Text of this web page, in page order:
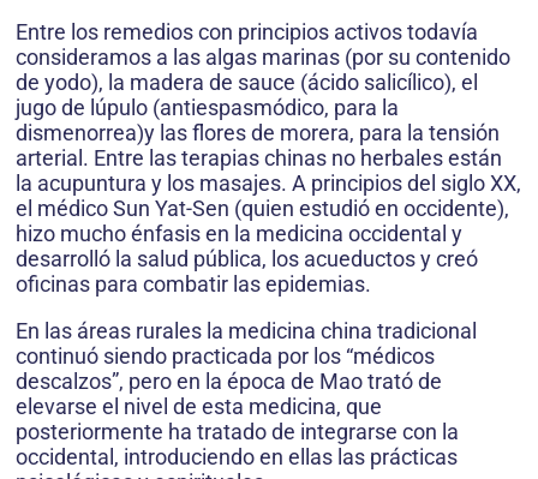
Entre los remedios con principios activos todavía
consideramos a las algas marinas (por su contenido
de yodo), la madera de sauce (ácido salicílico), el
jugo de lúpulo (antiespasmódico, para la
dismenorrea)y las flores de morera, para la tensión
arterial. Entre las terapias chinas no herbales están
la acupuntura y los masajes. A principios del siglo XX,
el médico Sun Yat-Sen (quien estudió en occidente),
hizo mucho énfasis en la medicina occidental y
desarrolló la salud pública, los acueductos y creó
oficinas para combatir las epidemias.
En las áreas rurales la medicina china tradicional
continuó siendo practicada por los “médicos
descalzos”, pero en la época de Mao trató de
elevarse el nivel de esta medicina, que
posteriormente ha tratado de integrarse con la
occidental, introduciendo en ellas las prácticas